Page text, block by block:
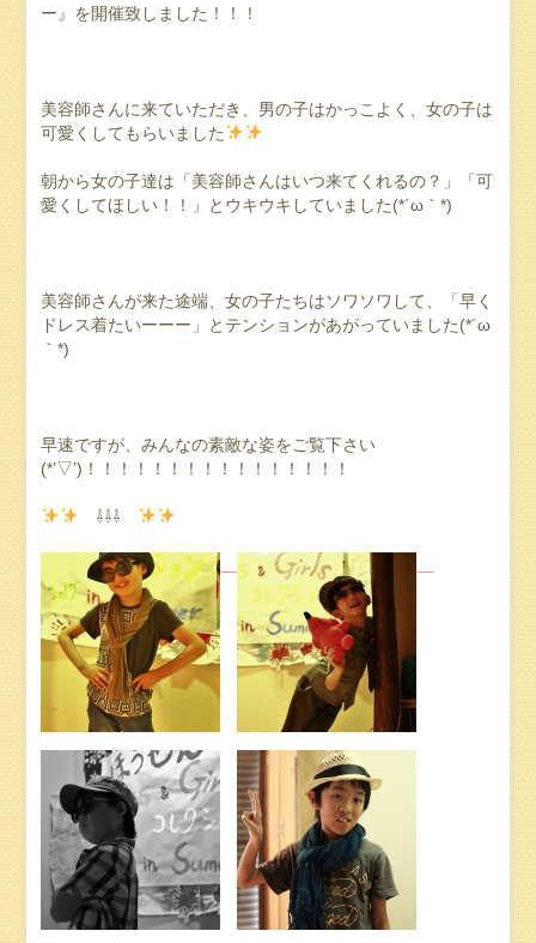
ー』を開催致しました！！！
美容師さんに来ていただき、男の子はかっこよく、女の子は
可愛くしてもらいました
朝から女の子達は「美容師さんはいつ来てくれるの？」「可
愛くしてほしい！！」とウキウキしていました(*´ω｀*)
美容師さんが来た途端、女の子たちはソワソワして、「早く
ドレス着たいーーー」とテンションがあがっていました(*´ω
｀*)
早速ですが、みんなの素敵な姿をご覧下さい
(*’▽’)！！！！！！！！！！！！！！！！
⇩⇩⇩